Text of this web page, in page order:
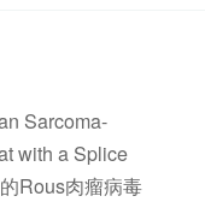
Sarcoma-
with a Splice
Rous肉瘤病毒